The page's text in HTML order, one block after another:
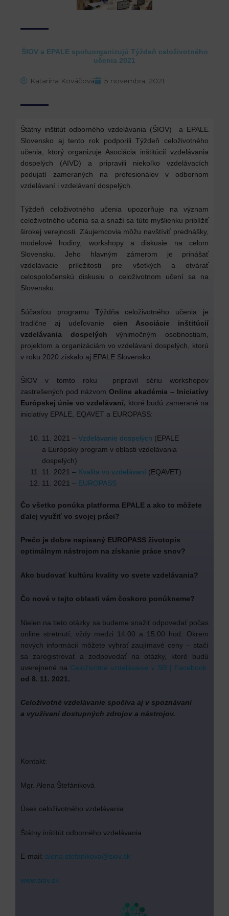
ŠIOV a EPALE spoluorganizujú Týždeň celoživotného
učenia 2021
Katarína Kováčová 5 novembra, 2021
Štátny inštitút odborného vzdelávania (ŠIOV) a EPALE
Slovensko aj tento rok podporili Týždeň celoživotného
učenia, ktorý organizuje Asociácia inštitúcií vzdelávania
dospelých (AIVD) a pripravili niekoľko vzdelávacích
podujatí zameraných na profesionálov v odbornom
vzdelávaní i vzdelávaní dospelých.
Týždeň celoživotného učenia upozorňuje na význam
celoživotného učenia sa a snaží sa túto myšlienku priblížiť
širokej verejnosti. Záujemcovia môžu navštíviť prednášky,
modelové hodiny, workshopy a diskusie na celom
Slovensku. Jeho hlavným zámerom je prinášať
vzdelávacie príležitosti pre všetkých a otvárať
celospoločenskú diskusiu o celoživotnom učení sa na
Slovensku.
Súčasťou programu Týždňa celoživotného učenia je
tradične aj udeľovanie cien Asociácie inštitúcií
vzdelávania dospelých výnimočným osobnostiam,
projektom a organizáciám vo vzdelávaní dospelých, ktorú
v roku 2020 získalo aj EPALE Slovensko.
ŠIOV v tomto roku pripravil sériu workshopov
zastrešených pod názvom Online akadémia – Iniciatívy
Európskej únie vo vzdelávaní, ktoré budú zamerané na
iniciatívy EPALE, EQAVET a EUROPASS:
11. 2021 – Vzdelávanie dospelých (EPALE
a Európsky program v oblasti vzdelávania
dospelých)
11. 2021 – Kvalita vo vzdelávaní (EQAVET)
11. 2021 – EUROPASS
Čo všetko ponúka platforma EPALE a ako to môžete
ďalej využiť vo svojej práci?
Prečo je dobre napísaný EUROPASS životopis
optimálnym nástrojom na získanie práce snov?
Ako budovať kultúru kvality vo svete vzdelávania?
Čo nové v tejto oblasti vám čoskoro ponúkneme?
Nielen na tieto otázky sa budeme snažiť odpovedať počas
online stretnutí, vždy medzi 14:00 a 15:00 hod. Okrem
nových informácií môžete vyhrať zaujímavé ceny – stačí
sa zaregistrovať a zodpovedať na otázky, ktoré budú
uverejnené na Celoživotné vzdelávanie v SR | Facebook
od 8. 11. 2021.
Celoživotné vzdelávanie spočíva aj v spoznávaní
a využívaní dostupných zdrojov a nástrojov.
Kontakt:
Mgr. Alena Štefániková
Úsek celoživotného vzdelávania
Štátny inštitút odborného vzdelávania
E-mail: alena.stefanikova@siov.sk
www.siov.sk